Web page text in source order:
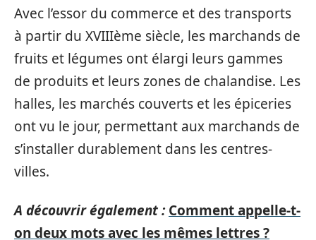
Avec l’essor du commerce et des transports
à partir du XVIIIème siècle, les marchands de
fruits et légumes ont élargi leurs gammes
de produits et leurs zones de chalandise. Les
halles, les marchés couverts et les épiceries
ont vu le jour, permettant aux marchands de
s’installer durablement dans les centres-
villes.
A découvrir également : Comment appelle-t-
on deux mots avec les mêmes lettres ?